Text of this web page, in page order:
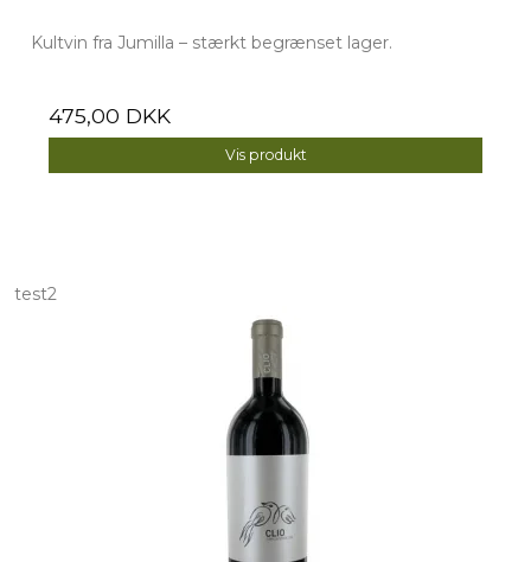
Kultvin fra Jumilla – stærkt begrænset lager.
475,00 DKK
Vis produkt
test2